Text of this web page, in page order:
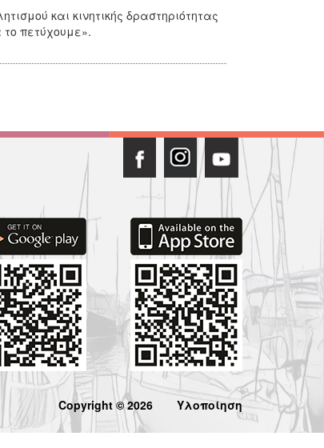
και κινητικής δραστηριότητας
πετύχουμε».
Copyright © 2026 Υλοποίηση